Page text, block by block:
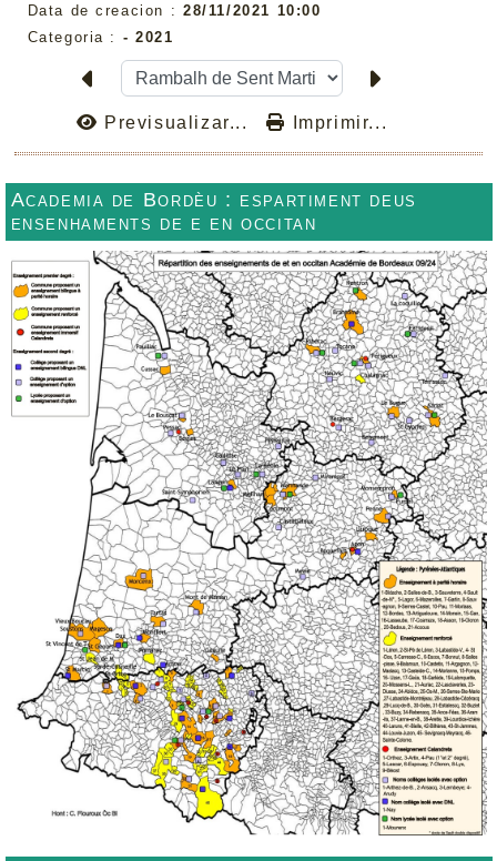
Data de creacion : 28/11/2021 10:00
Categoria : - 2021
Previsualizar... Imprimir...
Academia de Bordèu : espartiment deus
ensenhaments de e en occitan